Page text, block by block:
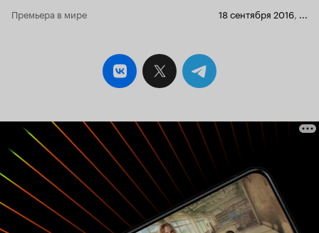
Премьера в мире 18 сентября 2016